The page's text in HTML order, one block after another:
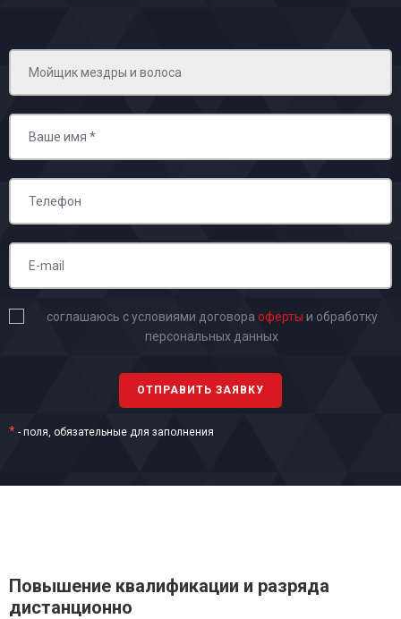
соглашаюсь с условиями договора оферты и обработку
персональных данных
* - поля, обязательные для заполнения
Повышение квалификации и разряда
дистанционно